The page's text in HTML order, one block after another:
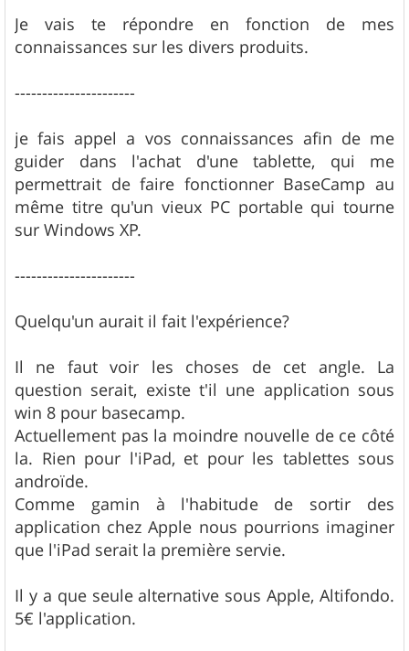
g
e
Je vais te répondre en fonction de mes
connaissances sur les divers produits.
----------------------
je fais appel a vos connaissances afin de me
guider dans l'achat d'une tablette, qui me
permettrait de faire fonctionner BaseCamp au
même titre qu'un vieux PC portable qui tourne
sur Windows XP.
----------------------
Quelqu'un aurait il fait l'expérience?
Il ne faut voir les choses de cet angle. La
question serait, existe t'il une application sous
win 8 pour basecamp.
Actuellement pas la moindre nouvelle de ce côté
la. Rien pour l'iPad, et pour les tablettes sous
androïde.
Comme gamin à l'habitude de sortir des
application chez Apple nous pourrions imaginer
que l'iPad serait la première servie.
Il y a que seule alternative sous Apple, Altifondo.
5€ l'application.